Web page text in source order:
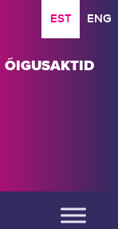
EST ENG